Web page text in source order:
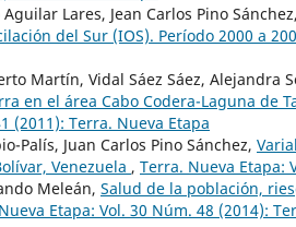
Lares, Jean Carlos Pino Sánchez,
del Sur (IOS). Período 2000 a
Martín, Vidal Sáez Sáez, Alejandra
en el área Cabo Codera-Laguna de
(2011): Terra. Nueva Etapa
Palís, Juan Carlos Pino Sánchez,
Venezuela , Terra. Nueva Etapa:
Meleán, Salud de la población,
Etapa: Vol. 30 Núm. 48 (2014):